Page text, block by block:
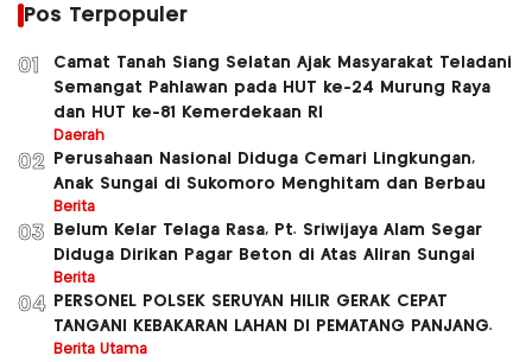
Pos Terpopuler
01
Camat Tanah Siang Selatan Ajak Masyarakat Teladani
Semangat Pahlawan pada HUT ke-24 Murung Raya
dan HUT ke-81 Kemerdekaan RI
Daerah
02
Perusahaan Nasional Diduga Cemari Lingkungan,
Anak Sungai di Sukomoro Menghitam dan Berbau
Berita
03
Belum Kelar Telaga Rasa, Pt. Sriwijaya Alam Segar
Diduga Dirikan Pagar Beton di Atas Aliran Sungai
Berita
04
PERSONEL POLSEK SERUYAN HILIR GERAK CEPAT
TANGANI KEBAKARAN LAHAN DI PEMATANG PANJANG.
Berita Utama